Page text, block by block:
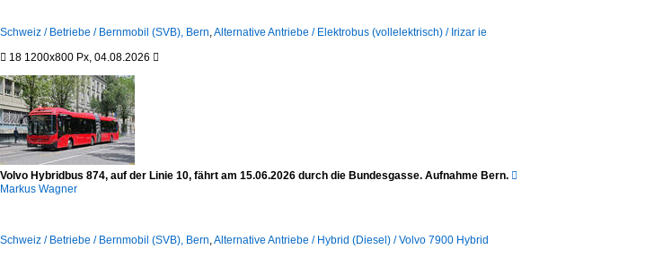
Schweiz / Betriebe / Bernmobil (SVB), Bern,Alternative Antriebe / Elektrobus (vollelektrisch) / Irizar ie
 18 1200x800 Px, 04.08.2026 
Volvo Hybridbus 874, auf der Linie 10, fährt am 15.06.2026 durch die Bundesgasse. Aufnahme Bern. 
Markus Wagner
Schweiz / Betriebe / Bernmobil (SVB), Bern,Alternative Antriebe / Hybrid (Diesel) / Volvo 7900 Hybrid